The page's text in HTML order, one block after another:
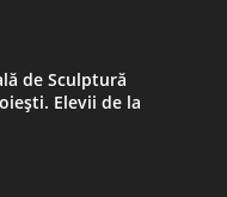
de Sculptură
Elevii de la